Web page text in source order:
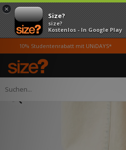
×
Size?
size?
Kostenlos - In Google Play
10% Studentenrabatt mit UNiDAYS*
Home Herren